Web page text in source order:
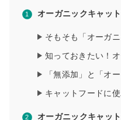
オーガニックキャッ
そもそも「オーガ
知っておきたい！
「無添加」と「オ
キャットフードに
オーガニックキャッ